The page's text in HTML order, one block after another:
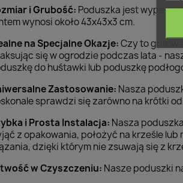
i Grubość: Poduszka jest
wynosi około 43x43x3 cm.
na Specjalne Okazje:Czy to
się w ogrodzie podczas lata -
do huśtawki lub poduszkę
Zastosowanie: Nasza
sprawdzi się zarówno na krótki
i Prosta Instalacja: Nasza
z opakowania, położyć na krześle
dzięki którym nie zsuwają się z
w Czyszczeniu: Nasze poduszki